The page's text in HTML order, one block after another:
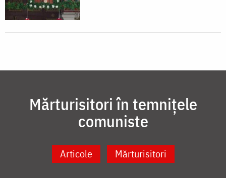
Mărturisitori în temnițele
comuniste
Articole Mărturisitori